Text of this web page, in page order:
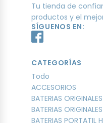
Tu tienda de
productos y el
SÍGUENOS EN:
CATEGORÍAS
Todo
ACCESORIOS
BATERIAS ORIGINALES
BATERIAS
BATERIAS PORTATIL